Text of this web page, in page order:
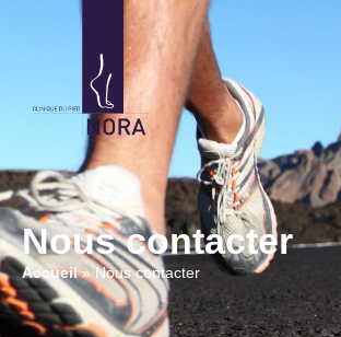
Nous contacter
Accueil » Nous contacter